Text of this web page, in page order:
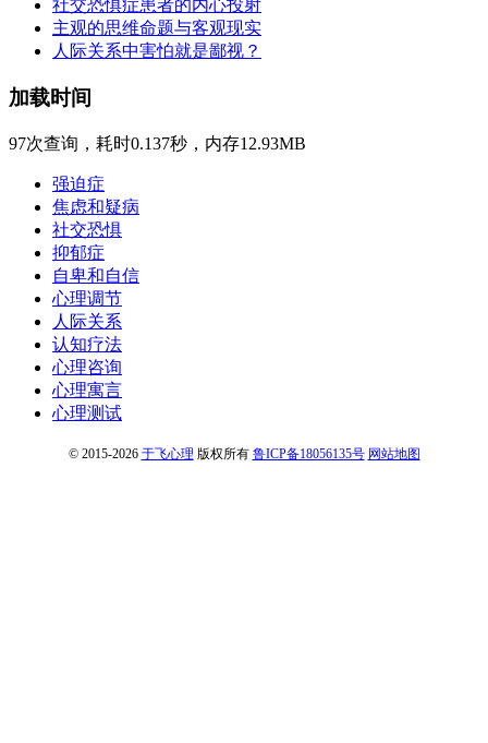
社交恐惧症患者的内心投射
主观的思维命题与客观现实
人际关系中害怕就是鄙视？
加载时间
97次查询，耗时0.137秒，内存12.93MB
强迫症
焦虑和疑病
社交恐惧
抑郁症
自卑和自信
心理调节
人际关系
认知疗法
心理咨询
心理寓言
心理测试
© 2015-2026 于飞心理 版权所有 鲁ICP备18056135号 网站地图